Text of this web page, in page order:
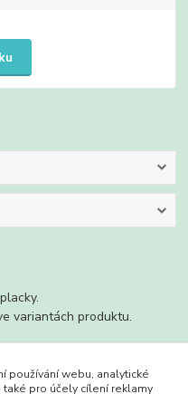
variantách produktu.
používání webu, analytické
pro účely cílení reklamy